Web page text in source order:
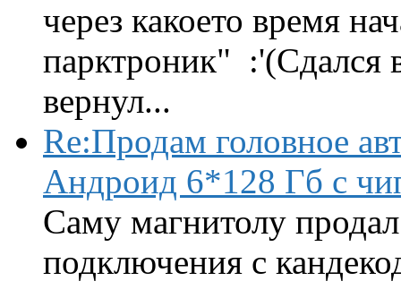
через какоето время
парктроник" :'(Сдался
вернул...
Re:Продам головное
Андроид 6*128 Гб с
Саму магнитолу
подключения с